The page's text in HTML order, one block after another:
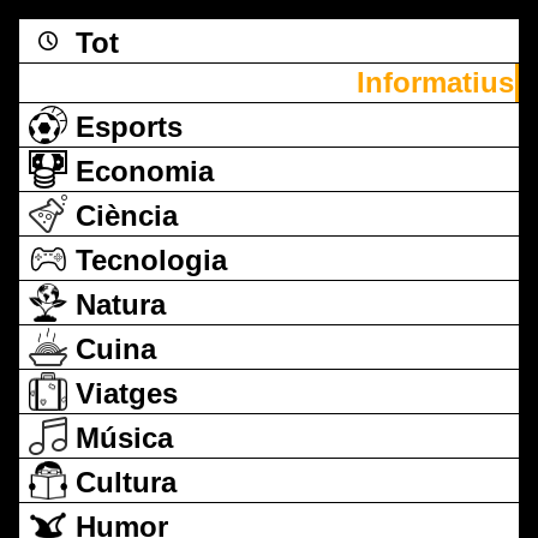
Tot
Informatius
Esports
Economia
Ciència
Tecnologia
Natura
Cuina
Viatges
Música
Cultura
Humor